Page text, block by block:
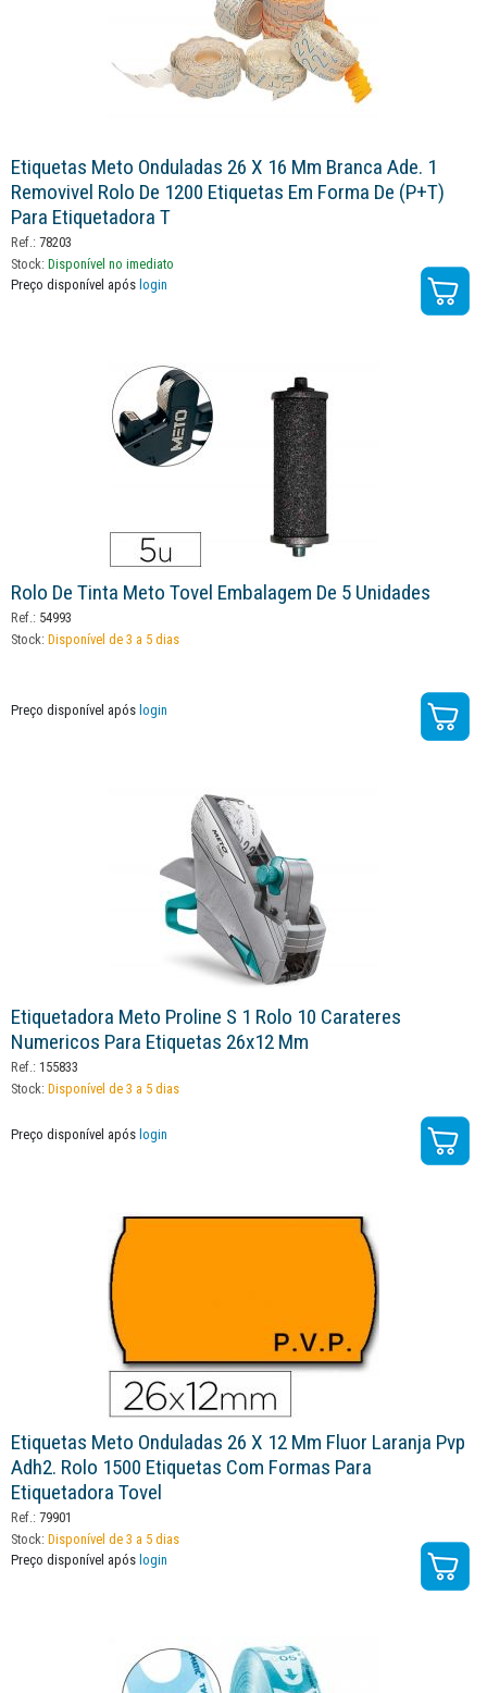
Etiquetas Meto Onduladas 26 X 16 Mm Branca Ade. 1
Removivel Rolo De 1200 Etiquetas Em Forma De (p+t)
Para Etiquetadora T
Ref.: 78203
Stock: Disponível no imediato
Preço disponível após login
Rolo De Tinta Meto Tovel Embalagem De 5 Unidades
Ref.: 54993
Stock: Disponível de 3 a 5 dias
Preço disponível após login
Etiquetadora Meto Proline S 1 Rolo 10 Carateres
Numericos Para Etiquetas 26x12 Mm
Ref.: 155833
Stock: Disponível de 3 a 5 dias
Preço disponível após login
Etiquetas Meto Onduladas 26 X 12 Mm Fluor Laranja Pvp
Adh2. Rolo 1500 Etiquetas Com Formas Para
Etiquetadora Tovel
Ref.: 79901
Stock: Disponível de 3 a 5 dias
Preço disponível após login